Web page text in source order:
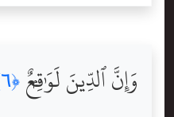
وَإِنَّ ٱلدِّينَ لَوَٰقِعٌۭ ﴿٦﴾